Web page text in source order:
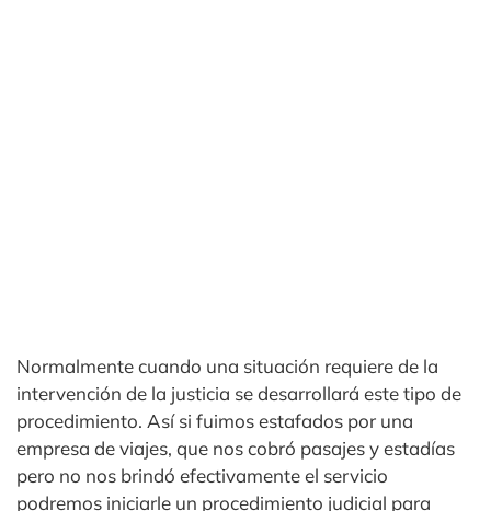
Normalmente cuando una situación requiere de la
intervención de la justicia se desarrollará este tipo de
procedimiento. Así si fuimos estafados por una
empresa de viajes, que nos cobró pasajes y estadías
pero no nos brindó efectivamente el servicio
podremos iniciarle un procedimiento judicial para